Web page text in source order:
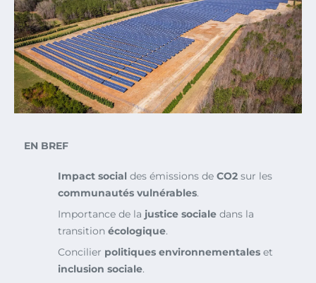
EN BREF
Impact social des émissions de CO2 sur les
communautés vulnérables.
Importance de la justice sociale dans la
transition écologique.
Concilier politiques environnementales et
inclusion sociale.